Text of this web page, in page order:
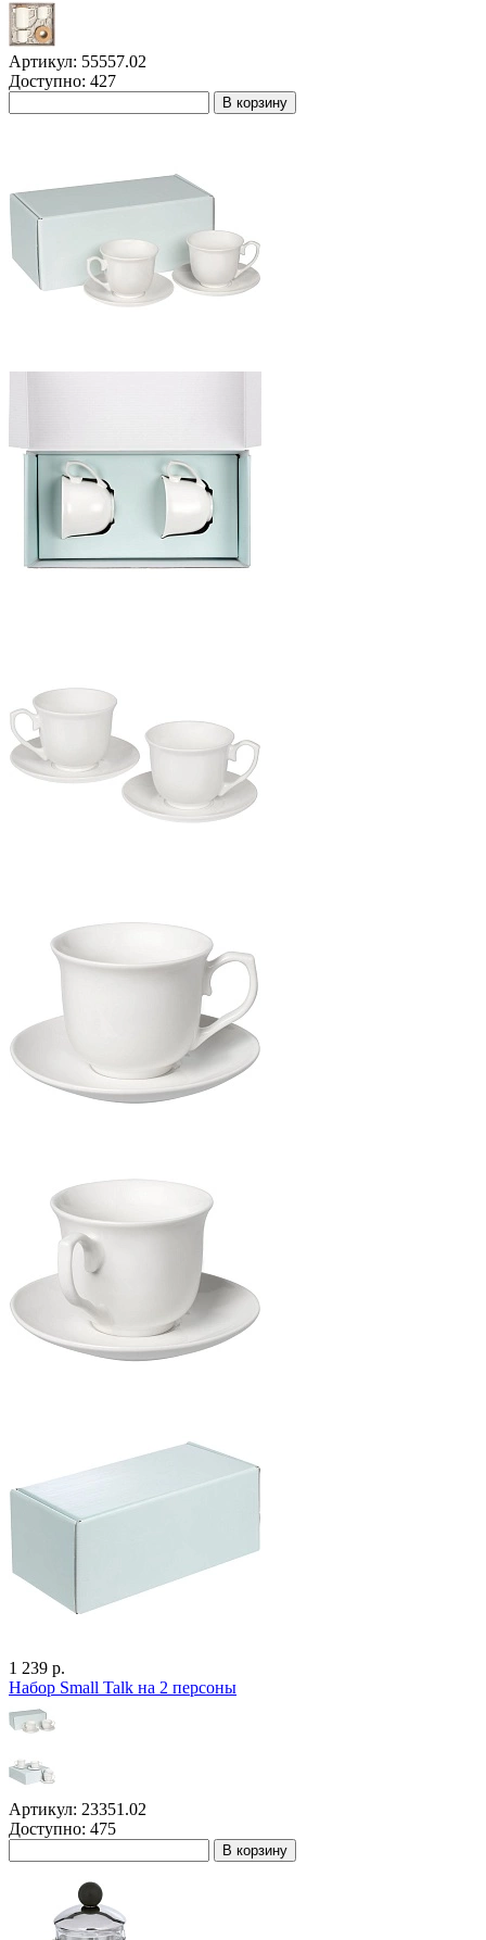
Артикул: 55557.02
Доступно: 427
В корзину
1 239 р.
Набор Small Talk на 2 персоны
Артикул: 23351.02
Доступно: 475
В корзину